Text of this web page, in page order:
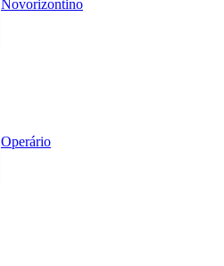
Novorizontino
Operário